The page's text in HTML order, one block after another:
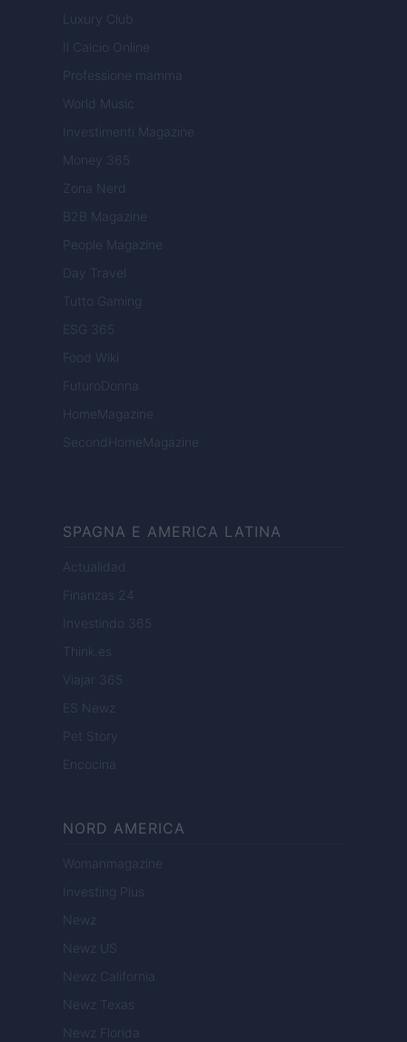
Luxury Club
Il Calcio Online
Professione mamma
World Music
Investimenti Magazine
Money 365
Zona Nerd
B2B Magazine
People Magazine
Day Travel
Tutto Gaming
ESG 365
Food Wiki
FuturoDonna
HomeMagazine
SecondHomeMagazine
SPAGNA E AMERICA LATINA
Actualidad
Finanzas 24
Investindo 365
Think.es
Viajar 365
ES Newz
Pet Story
Encocina
NORD AMERICA
Womanmagazine
Investing Plus
Newz
Newz US
Newz California
Newz Texas
Newz Florida